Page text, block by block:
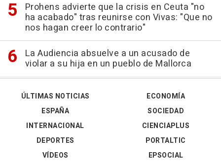
Prohens advierte que la crisis en Ceuta "no
ha acabado" tras reunirse con Vivas: "Que no
nos hagan creer lo contrario"
La Audiencia absuelve a un acusado de
violar a su hija en un pueblo de Mallorca
ÚLTIMAS NOTICIAS
ESPAÑA
INTERNACIONAL
DEPORTES
VÍDEOS
ECONOMÍA
SOCIEDAD
CIENCIAPLUS
PORTALTIC
EPSOCIAL